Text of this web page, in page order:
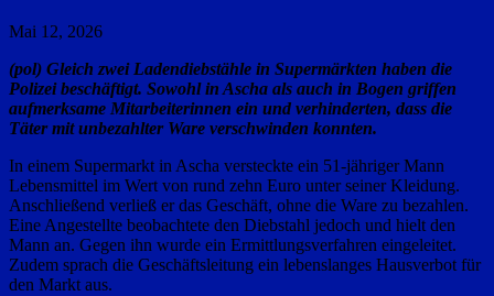
Mai 12, 2026
(pol) Gleich zwei Ladendiebstähle in Supermärkten haben die
Polizei beschäftigt. Sowohl in Ascha als auch in Bogen griffen
aufmerksame Mitarbeiterinnen ein und verhinderten, dass die
Täter mit unbezahlter Ware verschwinden konnten.
In einem Supermarkt in Ascha versteckte ein 51-jähriger Mann
Lebensmittel im Wert von rund zehn Euro unter seiner Kleidung.
Anschließend verließ er das Geschäft, ohne die Ware zu bezahlen.
Eine Angestellte beobachtete den Diebstahl jedoch und hielt den
Mann an. Gegen ihn wurde ein Ermittlungsverfahren eingeleitet.
Zudem sprach die Geschäftsleitung ein lebenslanges Hausverbot für
den Markt aus.